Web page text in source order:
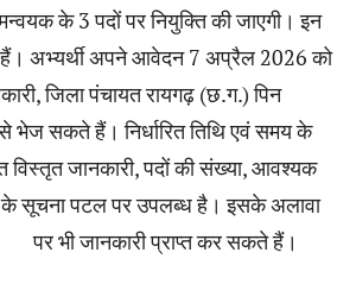
के 3 पदों पर नियुक्ति की जाएगी। इन
हैं। अभ्यर्थी अपने आवेदन 7 अप्रैल 2026 को
जिला पंचायत रायगढ़ (छ.ग.) पिन
भेज सकते हैं। निर्धारित तिथि एवं समय के
विस्तृत जानकारी, पदों की संख्या, आवश्यक
के सूचना पटल पर उपलब्ध है। इसके अलावा
पर भी जानकारी प्राप्त कर सकते हैं।